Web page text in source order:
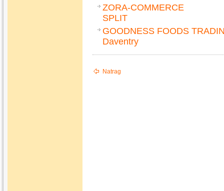
ZORA-COMMERCE
SPLIT
GOODNESS FOODS
Daventry
Natrag